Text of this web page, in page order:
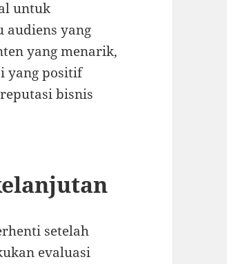
untuk
audiens yang
yang menarik,
yang positif
bisnis
setelah
evaluasi